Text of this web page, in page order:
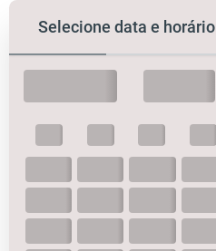
Selecione data e horário